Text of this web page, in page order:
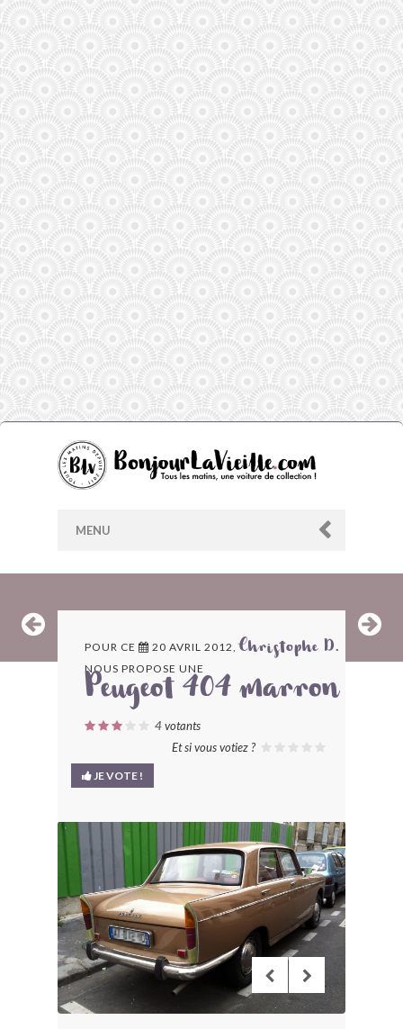
MENU
ARCHIVES
LES CONTRIBUTEURS
LE BLOG
BONJOURLAVIEILLE ?
MODÈLES ET MARQUES
COMMENT FONCTIONNE BLV ?
POUR CE 20 AVRIL 2012,Christophe D.
NOUS PROPOSE UNE
Peugeot 404 marron
4votants
Et si vous votiez ?
JE VOTE !